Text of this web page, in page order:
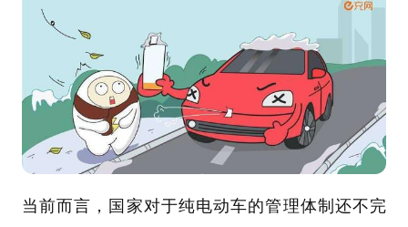
当前而言，国家对于纯电动车的管理体制还不完